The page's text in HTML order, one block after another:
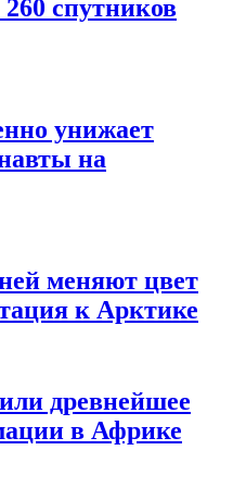
спутников
унижает
на
меняют цвет
к Арктике
древнейшее
в Африке